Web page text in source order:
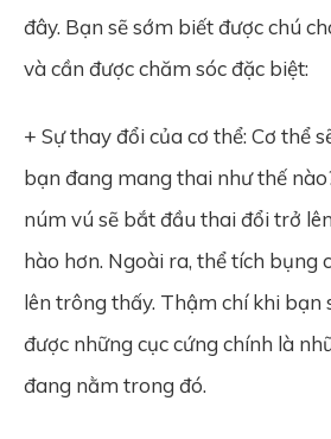
đây. Bạn sẽ sớm biết được chú
và cần được chăm sóc đặc biệt:
+ Sự thay đổi của cơ thể: Cơ thể
bạn đang mang thai như thế
núm vú sẽ bắt đầu thai đổi trở
hào hơn. Ngoài ra, thể tích bụng
lên trông thấy. Thậm chí khi bạn
được những cục cứng chính là
đang nằm trong đó.